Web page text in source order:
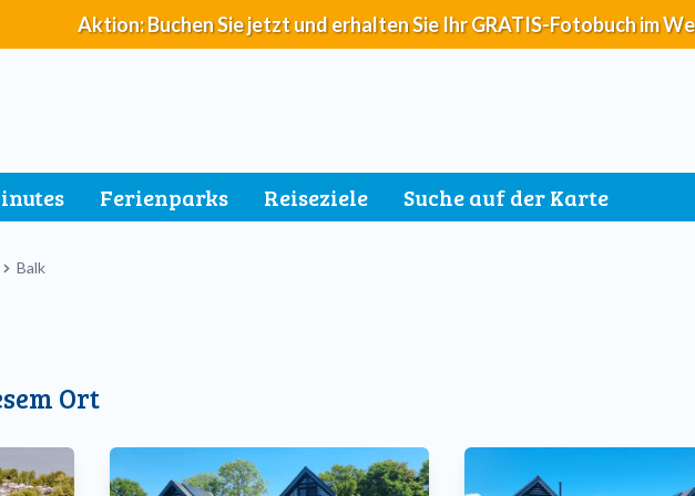
Aktion: Buchen Sie jetzt und erhalten Sie Ihr GRATIS-Fotobuch im
Ferienparks Reiseziele Suche auf der Karte
Balk
Ort